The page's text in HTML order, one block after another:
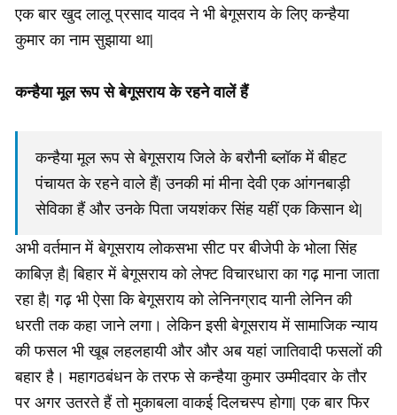
एक बार खुद लालू प्रसाद यादव ने भी बेगूसराय के लिए कन्हैया
कुमार का नाम सुझाया था|
कन्हैया मूल रूप से बेगूसराय के रहने वालें हैं
कन्हैया मूल रूप से बेगूसराय जिले के बरौनी ब्लॉक में बीहट
पंचायत के रहने वाले हैं| उनकी मां मीना देवी एक आंगनबाड़ी
सेविका हैं और उनके पिता जयशंकर सिंह यहीं एक किसान थे|
अभी वर्तमान में बेगूसराय लोकसभा सीट पर बीजेपी के भोला सिंह
काबिज़ है| बिहार में बेगूसराय को लेफ्ट विचारधारा का गढ़ माना जाता
रहा है| गढ़ भी ऐसा कि बेगूसराय को लेनिनग्राद यानी लेनिन की
धरती तक कहा जाने लगा। लेकिन इसी बेगूसराय में सामाजिक न्याय
की फसल भी खूब लहलहायी और और अब यहां जातिवादी फसलों की
बहार है। महागठबंधन के तरफ से कन्हैया कुमार उम्मीदवार के तौर
पर अगर उतरते हैं तो मुकाबला वाकई दिलचस्प होगा| एक बार फिर